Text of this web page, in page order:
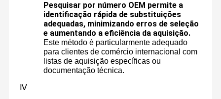
Saco de ar de suspensão traseira
Jogo de reparação da suspensão do ar
Bloco de válvula de suspensão de ar
Pesquisar por número OEM permite a
identificação rápida de substituições
adequadas, minimizando erros de seleção
e aumentando a eficiência da aquisição.
Este método é particularmente adequado
para clientes de comércio internacional com
listas de aquisição específicas ou
documentação técnica.
Ⅳ